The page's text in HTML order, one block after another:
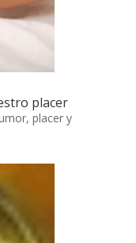
placer
placer y